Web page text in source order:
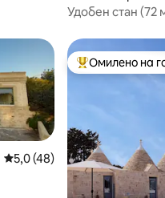
Удобен стан (72
гостите“
Просечна оцена: 5,0 од 5,
5,0 (48)
МеѓуОмилено на